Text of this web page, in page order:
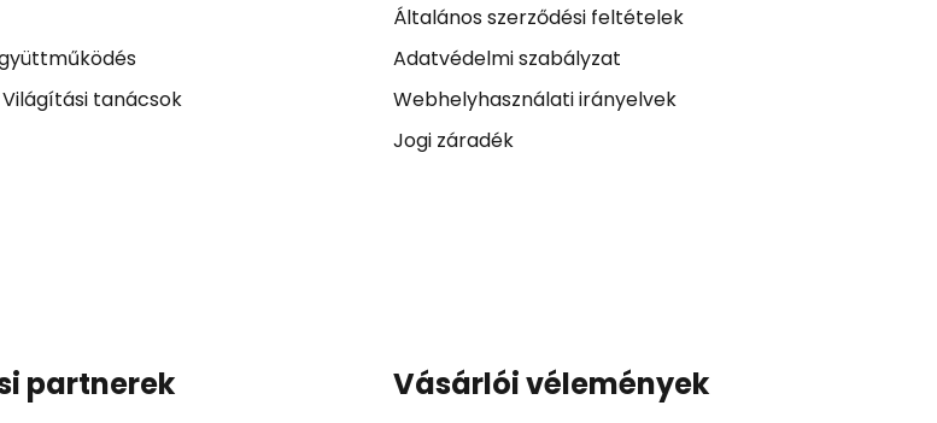
Világítási tanácsok
Általános szerződési feltételek
Adatvédelmi szabályzat
Webhelyhasználati irányelvek
Jogi záradék
partnerek Vásárlói vélemények